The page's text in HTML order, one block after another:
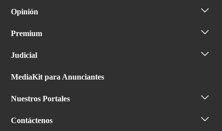
Opinión
Premium
Judicial
MediaKit para Anunciantes
Nuestros Portales
Contáctenos